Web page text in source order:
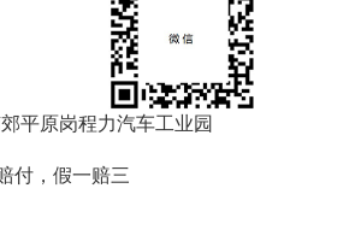
要购车就扫我
平原岗程力汽车工业园
付，假一赔三